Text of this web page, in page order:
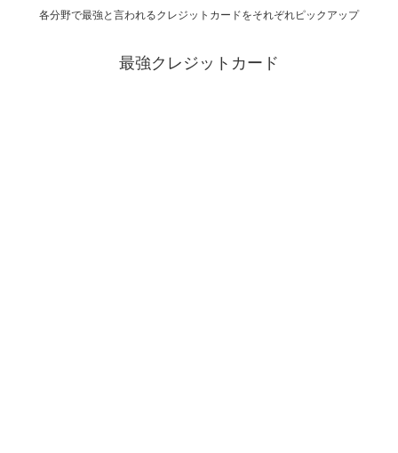
各分野で最強と言われるクレジットカードをそれぞれピックアップ
最強クレジットカード